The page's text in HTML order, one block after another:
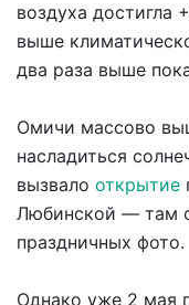
воздуха достигла
выше
два раза выше
Омичи массово
насладиться
вызвало открытие
Любинской — там
праздничных фото.
Однако уже 2 мая